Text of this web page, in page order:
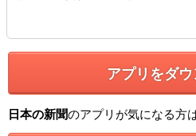
アプリをダ
日本の新聞のアプリが気になる方